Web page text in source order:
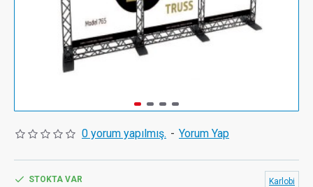
0 yorum yapılmış. - Yorum Yap
STOKTA VAR
Karlobi